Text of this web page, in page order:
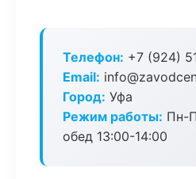
Телефон: +7 (924)
Email:
Город: Уфа
Режим работы: Пн-
обед 13:00-14:00